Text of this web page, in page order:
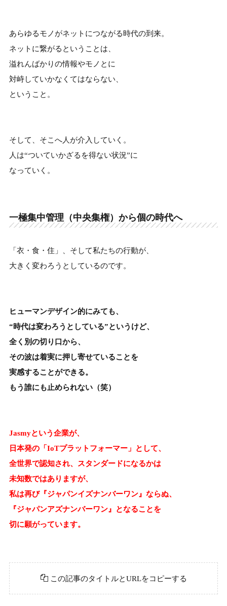
あらゆるモノがネットにつながる時代の到来。
ネットに繋がるということは、
溢れんばかりの情報やモノとに
対峙していかなくてはならない、
ということ。
そして、そこへ人が介入していく。
人は“ついていかざるを得ない状況”に
なっていく。
一極集中管理（中央集権）から個の時代へ
「衣・食・住」、そして私たちの行動が、
大きく変わろうとしているのです。
ヒューマンデザイン的にみても、
“時代は変わろうとしている”というけど、
全く別の切り口から、
その波は着実に押し寄せていることを
実感することができる。
もう誰にも止められない（笑）
Jasmyという企業が、
日本発の「IoTプラットフォーマー」として、
全世界で認知され、スタンダードになるかは
未知数ではありますが、
私は再び『ジャパンイズナンバーワン』ならぬ、
『ジャパンアズナンバーワン』となることを
切に願がっています。
この記事のタイトルとURLをコピーする